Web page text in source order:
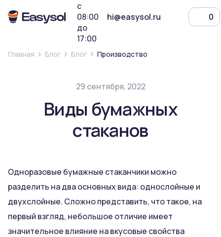
с
08:00
до
17:00
hi@easysol.ru 0
Главная Блог Блог Производство
29 сентября, 2022
Виды бумажных
стаканов
Одноразовые бумажные стаканчики можно
разделить на два основных вида: однослойные и
двухслойные. Сложно представить, что такое, на
первый взгляд, небольшое отличие имеет
значительное влияние на вкусовые свойства